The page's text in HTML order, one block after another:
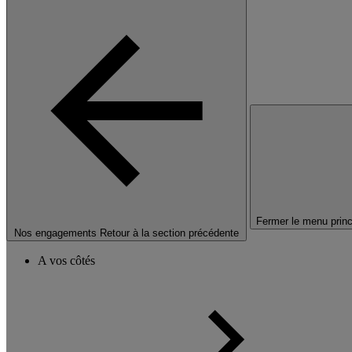
Nos engagements Retour à la section précédente
Fermer le menu
A vos côtés